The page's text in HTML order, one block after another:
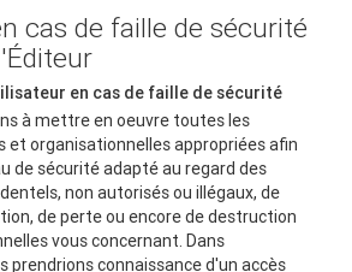
cas de faille de sécurité
en cas de faille de sécurité
à mettre en oeuvre toutes les
et organisationnelles appropriées afin
de sécurité adapté au regard des
non autorisés ou illégaux, de
de perte ou encore de destruction
vous concernant. Dans
prendrions connaissance d'un accès